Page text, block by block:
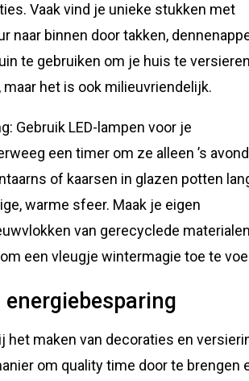
Vaak vind je unieke stukken met
naar binnen door takken,
te gebruiken om je huis te
het is ook milieuvriendelijk.
Gebruik LED-lampen voor je
een timer om ze alleen ’s
of kaarsen in glazen potten
warme sfeer. Maak je eigen
van gerecyclede
een vleugje wintermagie toe te
het maken van decoraties en
om quality time door te brengen